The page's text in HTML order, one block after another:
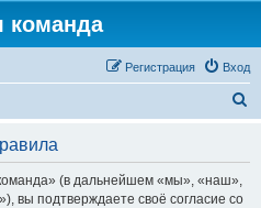
команда
Вход
Регистрация
(в дальнейшем «мы», «наш»,
вы подтверждаете своё согласие со